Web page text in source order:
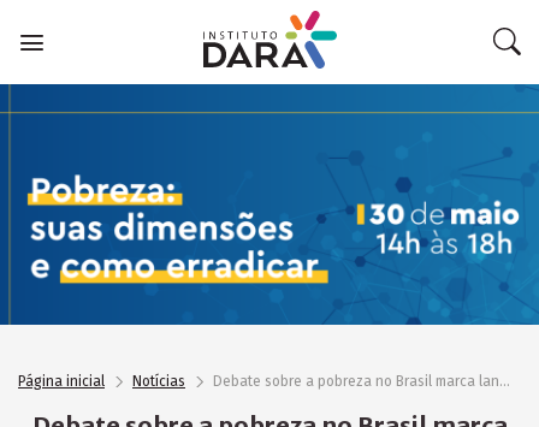
Página inicial Notícias Debate sobre a pobreza no Brasil marca lançamento do HubEP em 30 de maio